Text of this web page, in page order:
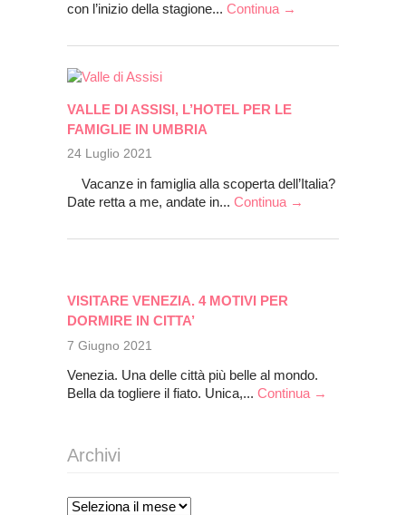
con l’inizio della stagione... Continua →
VALLE DI ASSISI, L’HOTEL PER LE
FAMIGLIE IN UMBRIA
24 Luglio 2021
Vacanze in famiglia alla scoperta dell’Italia?
Date retta a me, andate in... Continua →
VISITARE VENEZIA. 4 MOTIVI PER
DORMIRE IN CITTA’
7 Giugno 2021
Venezia. Una delle città più belle al mondo.
Bella da togliere il fiato. Unica,... Continua →
Archivi
Archivi